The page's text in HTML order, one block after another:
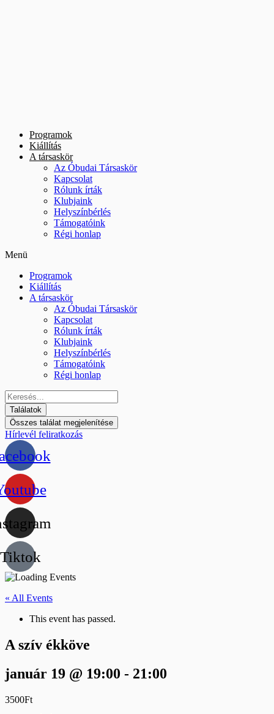
Programok
Kiállítás
A társaskör
Az Óbudai Társaskör
Kapcsolat
Rólunk írták
Klubjaink
Helyszínbérlés
Támogatóink
Régi honlap
Menü
Programok
Kiállítás
A társaskör
Az Óbudai Társaskör
Kapcsolat
Rólunk írták
Klubjaink
Helyszínbérlés
Támogatóink
Régi honlap
Találatok
Összes találat megjelenítése
Hírlevél feliratkozás
Tiktok
« All Events
This event has passed.
A szív ékköve
január 19 @ 19:00 - 21:00
3500Ft